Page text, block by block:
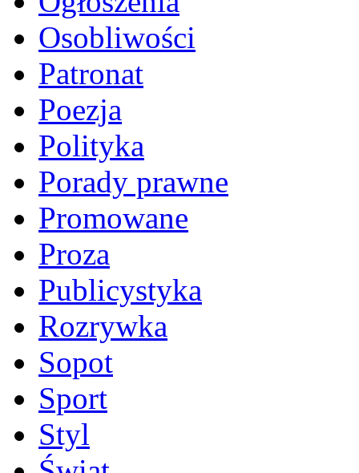
Osobliwości
Patronat
Poezja
Polityka
Porady prawne
Promowane
Proza
Publicystyka
Rozrywka
Sopot
Sport
Styl